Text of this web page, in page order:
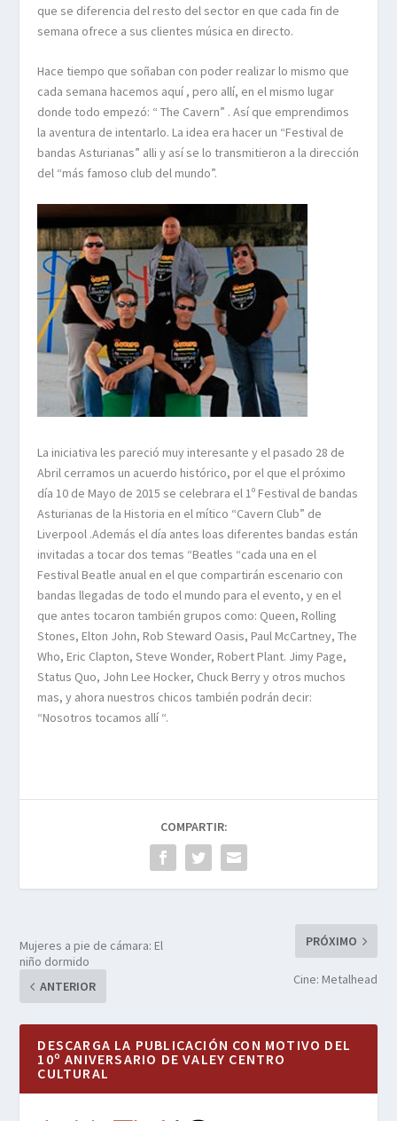
que se diferencia del resto del sector en que cada fin de
semana ofrece a sus clientes música en directo.
Hace tiempo que soñaban con poder realizar lo mismo que
cada semana hacemos aquí , pero allí, en el mismo lugar
donde todo empezó: “ The Cavern” . Así que emprendimos
la aventura de intentarlo. La idea era hacer un “Festival de
bandas Asturianas” alli y así se lo transmitieron a la dirección
del “más famoso club del mundo”.
La iniciativa les pareció muy interesante y el pasado 28 de
Abril cerramos un acuerdo histórico, por el que el próximo
día 10 de Mayo de 2015 se celebrara el 1º Festival de bandas
Asturianas de la Historia en el mítico “Cavern Club” de
Liverpool .Además el día antes loas diferentes bandas están
invitadas a tocar dos temas “Beatles “cada una en el
Festival Beatle anual en el que compartirán escenario con
bandas llegadas de todo el mundo para el evento, y en el
que antes tocaron también grupos como: Queen, Rolling
Stones, Elton John, Rob Steward Oasis, Paul McCartney, The
Who, Eric Clapton, Steve Wonder, Robert Plant. Jimy Page,
Status Quo, John Lee Hocker, Chuck Berry y otros muchos
mas, y ahora nuestros chicos también podrán decir:
“Nosotros tocamos allí “.
COMPARTIR:
Mujeres a pie de cámara: El
niño dormido
ANTERIOR
PRÓXIMO
Cine: Metalhead
DESCARGA LA PUBLICACIÓN CON MOTIVO DEL
10º ANIVERSARIO DE VALEY CENTRO
CULTURAL